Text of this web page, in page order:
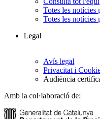
Totes les notícies
Totes les notícies
Legal
Avís legal
Privacitat i
Audiència
Amb la col·laboració de: